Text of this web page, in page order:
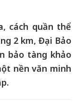
cách quần thể
2 km, Đại Bảo
bảo tàng khảo
nền văn minh